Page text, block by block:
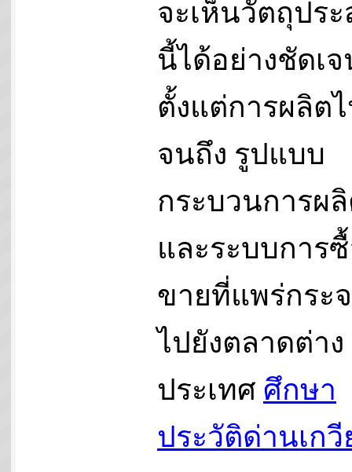
จะเห็นวัตถุปร
นี้ได้อย่างชัดเ
ตั้งแต่การผลิต
จนถึง รูปแบบ
กระบวนการผ
และระบบการ
ขายที่แพร่กระ
ไปยังตลาดต่าง
ประเทศ ศึกษา
ประวัติด่านเก